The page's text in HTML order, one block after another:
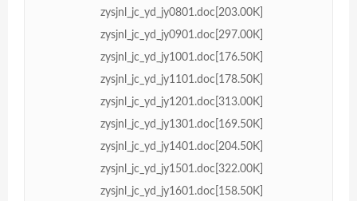
zysjnl_jc_yd_jy0801.doc[203.00K]
zysjnl_jc_yd_jy0901.doc[297.00K]
zysjnl_jc_yd_jy1001.doc[176.50K]
zysjnl_jc_yd_jy1101.doc[178.50K]
zysjnl_jc_yd_jy1201.doc[313.00K]
zysjnl_jc_yd_jy1301.doc[169.50K]
zysjnl_jc_yd_jy1401.doc[204.50K]
zysjnl_jc_yd_jy1501.doc[322.00K]
zysjnl_jc_yd_jy1601.doc[158.50K]